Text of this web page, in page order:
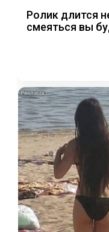
Ролик длится
смеяться вы